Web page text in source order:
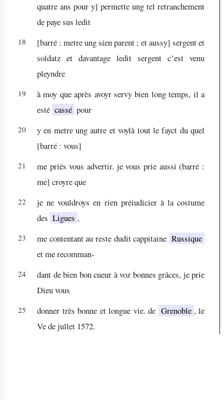
quatre ans pour y] permette ung tel retranchement
de paye sus ledit
18 [barré : metre ung sien parent ; et aussy] sergent et
soldatz et davantage ledit sergent c’est venu
pleyndre
19
à moy que après avoyr servy bien long temps, il a
esté cassé pour
20
y en metre ung autre et voylà tout le fayct du quel
[barré : vous]
21
me priés vous advertir. je vous prie aussi (barré :
me] croyre que
22
je ne vouldroys en rien préiudicier à la costume
des Ligues ,
23 me contentant au reste dudit cappitaine Russique
et me recomman-
24
dant de bien bon cueur à voz bonnes grâces, je prie
Dieu vous
25 donner très bonne et longue vie. de Grenoble , le
Ve de jullet 1572.